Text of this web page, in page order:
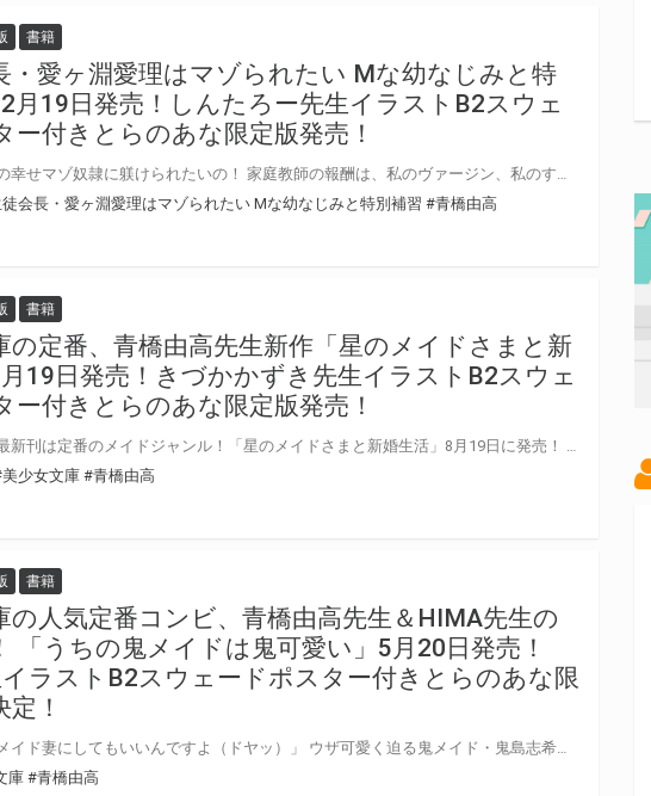
書籍
・愛ヶ淵愛理はマゾられたい Mな幼なじみと特
月19日発売！しんたろー先生イラストB2スウェ
ー付きとらのあな限定版発売！
会長・愛ヶ淵愛理はマゾられたい Mな幼なじみと特別補習 #青橋由高
書籍
の定番、青橋由高先生新作「星のメイドさまと新
19日発売！きづかかずき先生イラストB2スウェ
ー付きとらのあな限定版発売！
少女文庫 #青橋由高
書籍
の人気定番コンビ、青橋由高先生＆HIMA先生の
「うちの鬼メイドは鬼可愛い」5月20日発売！
ラストB2スウェードポスター付きとらのあな限
！
庫#青橋由高